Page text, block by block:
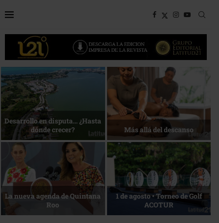
Bottega, un viaje servido a la
mesa
Energía que Impulsa la
competitividad
Reconocimiento de viajeros La esencia del servicio